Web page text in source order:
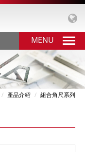
MENU
產品介紹 組合角尺系列